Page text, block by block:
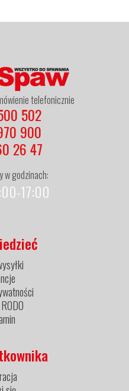
telefonicznie
502
900
26 47
w godzinach:
17:00